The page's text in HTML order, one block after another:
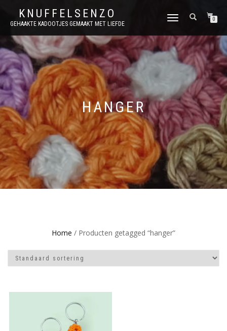
KNUFFELSENZO
GEHAAKTE KADOOTJES GEMAAKT MET LIEFDE
SCHAKEL
MENU
0
HANGER
Home / Producten getagged “hanger”